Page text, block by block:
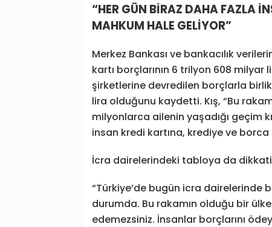
“HER GÜN BİRAZ DAHA FAZLA
MAHKUM HALE GELİYOR”
Merkez Bankası ve bankacılık
kartı borçlarının 6 trilyon 608 milyar
şirketlerine devredilen borçlarla
lira olduğunu kaydetti. Kış, “Bu
milyonlarca ailenin yaşadığı geçim
insan kredi kartına, krediye ve
İcra dairelerindeki tabloya da
“Türkiye’de bugün icra dairelerinde
durumda. Bu rakamın olduğu bir
edemezsiniz. İnsanlar borçlarını